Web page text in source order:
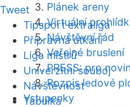
Plánek areny
Virtuální
Návštěvní řád
Veřejné bruslení
PRESS: pro
Rozpis ledové
Vstupenky
Tweet
Tipsport extraliga
Přípravná utkání
Liga mistrů
Univerzitní souboj
Návštěvnost
Tabulka